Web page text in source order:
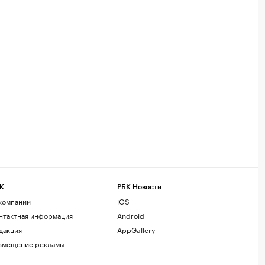
информация
рекламы
РБК Новости
iOS
Android
AppGallery